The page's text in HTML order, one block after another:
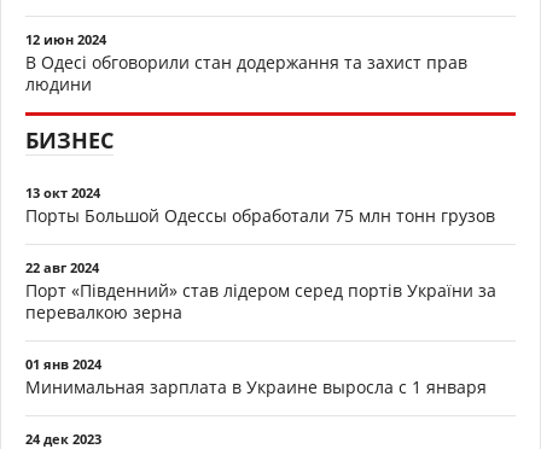
12 июн 2024
В Одесі обговорили стан додержання та захист прав
людини
БИЗНЕС
13 окт 2024
Порты Большой Одессы обработали 75 млн тонн грузов
22 авг 2024
Порт «Південний» став лідером серед портів України за
перевалкою зерна
01 янв 2024
Минимальная зарплата в Украине выросла с 1 января
24 дек 2023